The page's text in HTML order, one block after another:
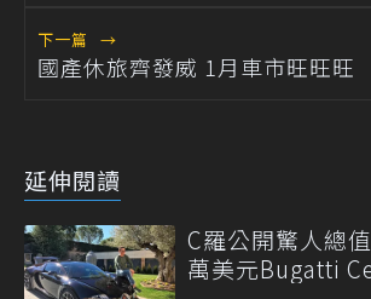
下一篇 →
國產休旅齊發威 1月車市旺旺旺
延伸閱讀
C羅公開驚人總
萬美元Bugatti